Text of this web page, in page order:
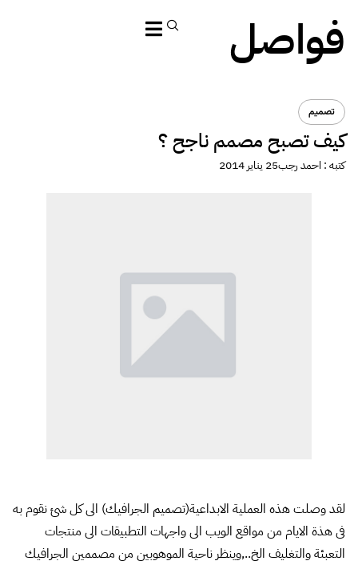
فواصل
تصميم
كيف تصبح مصمم ناجح ؟
كتبه :احمد رجب25 يناير 2014
لقد وصلت هذه العملية الابداعية(تصميم الجرافيك) الى كل شئ نقوم به
فى هذة الايام من مواقع الويب الى واجهات التطبيقات الى منتجات
التعبئة والتغليف الخ..,وينظر ناحية الموهوبين من مصممين الجرافيك